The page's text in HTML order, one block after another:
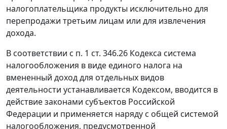
налогоплательщика продукты исключительно для
перепродажи третьим лицам или для извлечения
дохода.
В соответствии с п. 1 ст. 346.26 Кодекса система
налогообложения в виде единого налога на
вмененный доход для отдельных видов
деятельности устанавливается Кодексом, вводится в
действие законами субъектов Российской
Федерации и применяется наряду с общей системой
налогообложения, предусмотренной